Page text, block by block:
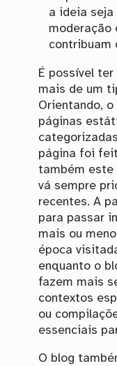
a ideia
moderação
contribuam
É possível
mais de um
Orientando,
páginas
página foi
também este
vá sempre
recentes. A
para passar
mais ou
época
enquanto o
fazem mais
contextos
ou
essenciais
O blog